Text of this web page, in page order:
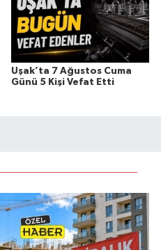
Uşak’ta 7 Ağustos Cuma
Günü 5 Kişi Vefat Etti